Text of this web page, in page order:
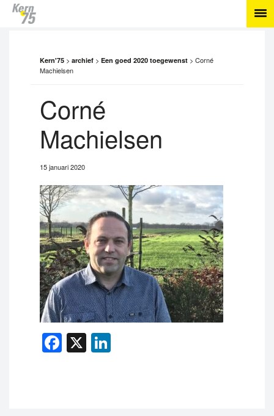
Kern'75 > archief > Een goed 2020 toegewenst > Corné
Machielsen
Corné
Machielsen
15 januari 2020
Facebook
X